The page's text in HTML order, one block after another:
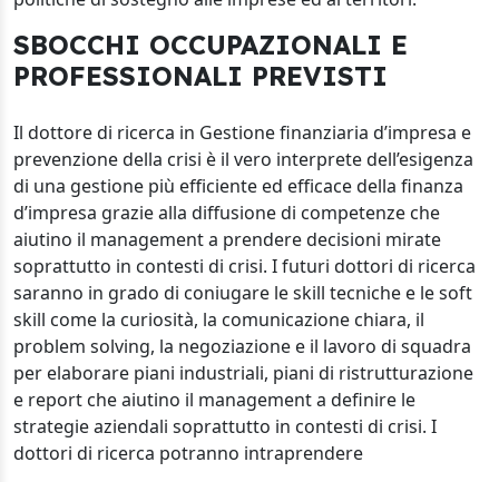
SBOCCHI OCCUPAZIONALI E
PROFESSIONALI PREVISTI
Il dottore di ricerca in Gestione finanziaria d’impresa e
prevenzione della crisi è il vero interprete dell’esigenza
di una gestione più efficiente ed efficace della finanza
d’impresa grazie alla diffusione di competenze che
aiutino il management a prendere decisioni mirate
soprattutto in contesti di crisi. I futuri dottori di ricerca
saranno in grado di coniugare le skill tecniche e le soft
skill come la curiosità, la comunicazione chiara, il
problem solving, la negoziazione e il lavoro di squadra
per elaborare piani industriali, piani di ristrutturazione
e report che aiutino il management a definire le
strategie aziendali soprattutto in contesti di crisi. I
dottori di ricerca potranno intraprendere